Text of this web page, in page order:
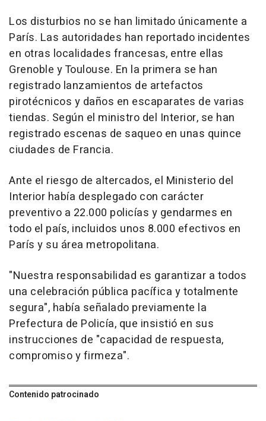
Los disturbios no se han limitado únicamente a
París. Las autoridades han reportado incidentes
en otras localidades francesas, entre ellas
Grenoble y Toulouse. En la primera se han
registrado lanzamientos de artefactos
pirotécnicos y daños en escaparates de varias
tiendas. Según el ministro del Interior, se han
registrado escenas de saqueo en unas quince
ciudades de Francia.
Ante el riesgo de altercados, el Ministerio del
Interior había desplegado con carácter
preventivo a 22.000 policías y gendarmes en
todo el país, incluidos unos 8.000 efectivos en
París y su área metropolitana.
"Nuestra responsabilidad es garantizar a todos
una celebración pública pacífica y totalmente
segura", había señalado previamente la
Prefectura de Policía, que insistió en sus
instrucciones de "capacidad de respuesta,
compromiso y firmeza".
Contenido patrocinado